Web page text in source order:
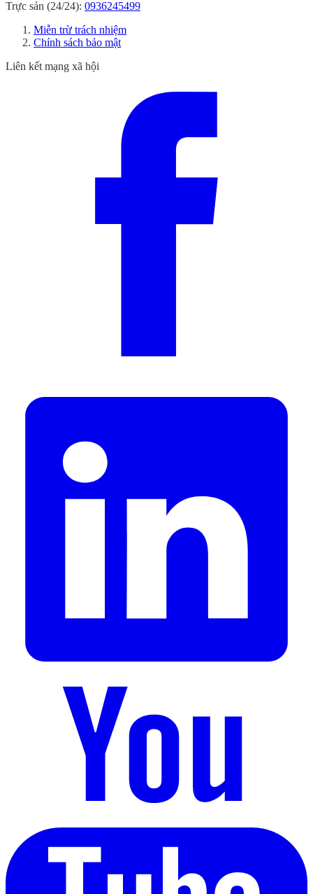
Trực sản (24/24): 0936245499
Miễn trừ trách nhiệm
Chính sách bảo mật
Liên kết mạng xã hội